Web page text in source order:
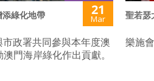
綠化地帶 21
Mar
政署共同參與本年度澳
門海岸綠化作出貢獻。
聖若瑟
樂施